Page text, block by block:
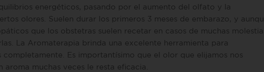
energéticos, pasando por el aumento del olfato y la
olores. Suelen durar los primeros 3 meses de embarazo, y
que los obstetras suelen recetar en casos de muchas
La Aromaterapia brinda una excelente herramienta para
completamente. Es importantísimo que el olor que elijamos nos
muchas veces le resta eficacia.